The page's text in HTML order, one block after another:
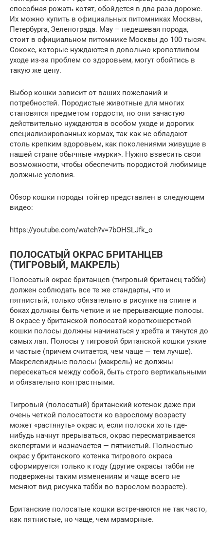
способная рожать котят, обойдется в два раза дороже.
Их можно купить в официальных питомниках Москвы,
Петербурга, Зеленограда. Мау – недешевая порода,
стоит в официальном питомнике Москвы до 100 тысяч.
Сококе, которые нуждаются в довольно кропотливом
уходе из-за проблем со здоровьем, могут обойтись в
такую же цену.
Выбор кошки зависит от ваших пожеланий и
потребностей. Породистые животные для многих
становятся предметом гордости, но они зачастую
действительно нуждаются в особом уходе и дорогих
специализированных кормах, так как не обладают
столь крепким здоровьем, как поколениями живущие в
нашей стране обычные «мурки». Нужно взвесить свои
возможности, чтобы обеспечить породистой любимице
должные условия.
Обзор кошки породы тойгер представлен в следующем
видео:
https://youtube.com/watch?v=7bOHSLJfk_o
ПОЛОСАТЫЙ ОКРАС БРИТАНЦЕВ
(ТИГРОВЫЙ, МАКРЕЛЬ)
Полосатый окрас британцев (тигровый британец табби)
должен соблюдать все те же стандарты, что и
пятнистый, только обязательно в рисунке на спине и
боках должны быть четкие и не прерывающие полосы.
В окрасе у британской полосатой короткошерстной
кошки полосы должны начинаться у хребта и тянутся до
самых лап. Полосы у тигровой британской кошки узкие
и частые (причем считается, чем чаще — тем лучше).
Макрелевидные полосы (макрель) не должны
пересекаться между собой, быть строго вертикальными
и обязательно контрастными.
Тигровый (полосатый) британский котенок даже при
очень четкой полосатости ко взрослому возрасту
может «растянуть» окрас и, если полоски хоть где-
нибудь начнут прерываться, окрас пересматривается
экспертами и назначается — пятнистый. Полностью
окрас у британского котенка тигрового окраса
сформируется только к году (другие окрасы табби не
подвержены таким изменениям и чаще всего не
меняют вид рисунка табби во взрослом возрасте).
Британские полосатые кошки встречаются не так часто,
как пятнистые, но чаще, чем мраморные.